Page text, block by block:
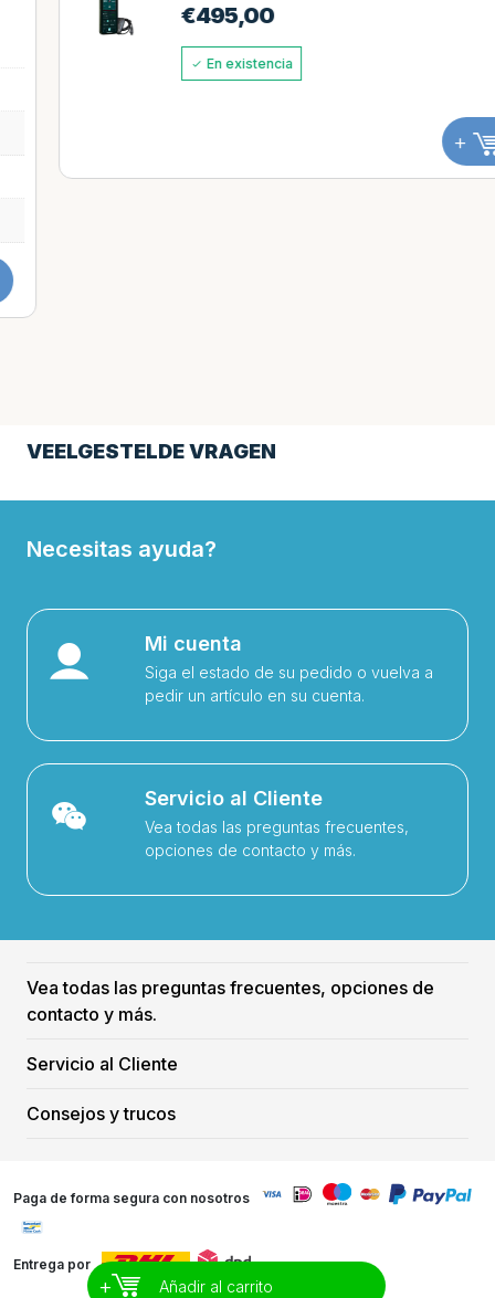
495,00
En existencia
VEELGESTELDE VRAGEN
+ Añadir al carrito
Necesitas ayuda?
Mi cuenta
Siga el estado de su pedido o vuelva a
pedir un artículo en su cuenta.
Servicio al Cliente
Vea todas las preguntas frecuentes,
opciones de contacto y más.
Vea todas las preguntas frecuentes, opciones de
contacto y más.
Servicio al Cliente
Consejos y trucos
Paga de forma segura con nosotros
Entrega por